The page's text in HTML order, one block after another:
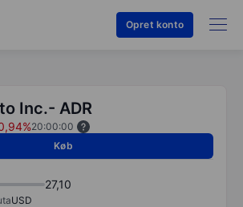
Opret konto
Inc.- ADR
20:00:00
Køb
27,10
USD